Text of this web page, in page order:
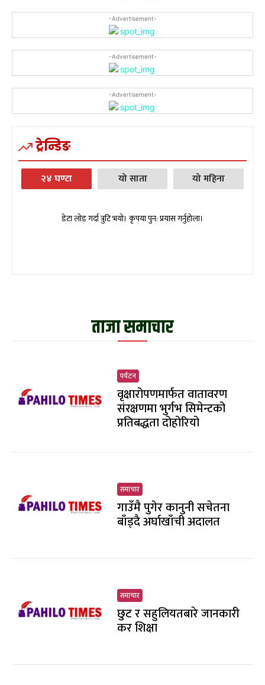
-Advertisement-
-Advertisement-
-Advertisement-
ट्रेन्डिङ
२४ घण्टा यो साता यो महिना
डेटा लोड गर्दा त्रुटि भयो। कृपया पुन: प्रयास गर्नुहोला।
ताजा समाचार
पर्यटन
वृक्षारोपणमार्फत वातावरण
संरक्षणमा भुर्गभ सिमेन्टको
प्रतिबद्धता दोहोरियो
समाचार
गाउँमै पुगेर कानुनी सचेतना
बाँड्दै अर्घाखाँची अदालत
समाचार
छुट र सहुलियतबारे जानकारी
कर शिक्षा